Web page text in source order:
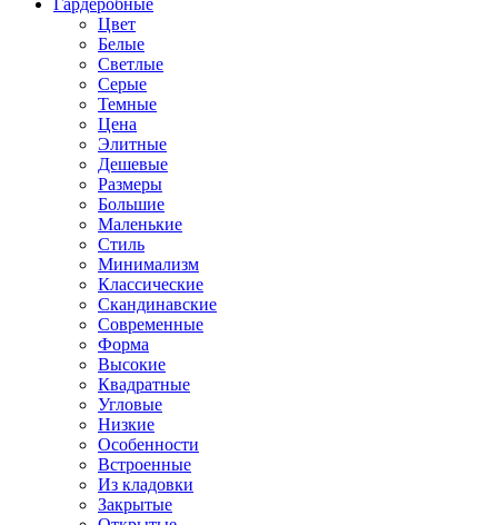
Гардеробные
Цвет
Белые
Светлые
Серые
Темные
Цена
Элитные
Дешевые
Размеры
Большие
Маленькие
Стиль
Минимализм
Классические
Скандинавские
Современные
Форма
Высокие
Квадратные
Угловые
Низкие
Особенности
Встроенные
Из кладовки
Закрытые